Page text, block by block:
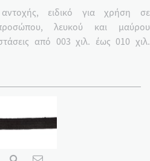
ειδικό για χρήση σε
λευκού και μαύρου
από 003 χιλ. έως 010 χιλ.